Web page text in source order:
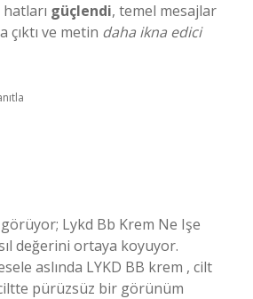
güçlendi, temel mesajlar
çıktı ve metin daha ikna edici
görüyor; Lykd Bb Krem Ne Işe
değerini ortaya koyuyor.
aslında LYKD BB krem , cilt
pürüzsüz bir görünüm